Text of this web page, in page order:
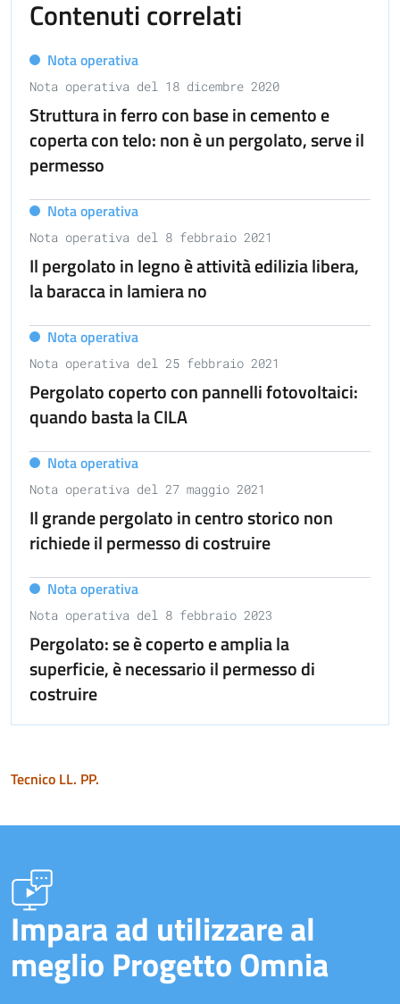
Contenuti correlati
Nota operativa
Nota operativa del 18 dicembre 2020
Struttura in ferro con base in cemento e
coperta con telo: non è un pergolato, serve il
permesso
Nota operativa
Nota operativa del 8 febbraio 2021
Il pergolato in legno è attività edilizia libera,
la baracca in lamiera no
Nota operativa
Nota operativa del 25 febbraio 2021
Pergolato coperto con pannelli fotovoltaici:
quando basta la CILA
Nota operativa
Nota operativa del 27 maggio 2021
Il grande pergolato in centro storico non
richiede il permesso di costruire
Nota operativa
Nota operativa del 8 febbraio 2023
Pergolato: se è coperto e amplia la
superficie, è necessario il permesso di
costruire
Tecnico LL. PP.
Impara ad utilizzare al
meglio Progetto Omnia